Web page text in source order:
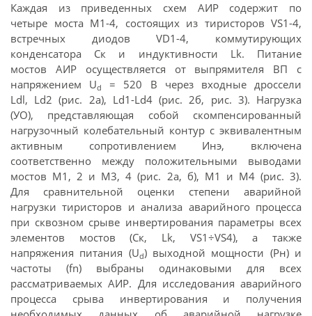
Каждая из приведенных схем АИР содержит по
четыре моста М1-4, состоящих из тиристоров VS1-4,
встречных диодов VD1-4, коммутирующих
конденсатора Ск и индуктивности Lk. Питание
мостов АИР осуществляется от выпрямителя ВП с
напряжением Ud
= 520 В через входные дроссели
Ldl, Ld2 (рис. 2а), Ld1-Ld4 (рис. 2б, рис. 3). Нагрузка
(УО), представляющая собой скомпенсированный
нагрузочный колебательный контур с эквивалентным
активным сопротивлением Инэ, включена
соответственно между положительными выводами
мостов М1, 2 и М3, 4 (рис. 2а, б), М1 и М4 (рис. 3).
Для сравнительной оценки степени аварийной
нагрузки тиристоров и анализа аварийного процесса
при сквозном срыве инвертирования параметры всех
элементов мостов (Ск, Lk, VS1÷VS4), а также
напряжения питания (Ud) выходной мощности (Рн) и
частоты (fn) выбраны одинаковыми для всех
рассматриваемых АИР. Для исследования аварийного
процесса срыва инвертирования и получения